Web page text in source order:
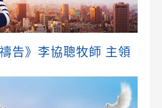
告》李協聰牧師 主領